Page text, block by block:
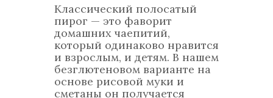
Классический полосатый
пирог — это фаворит
домашних чаепитий,
который одинаково нравится
и взрослым, и детям. В нашем
безглютеновом варианте на
основе рисовой муки и
сметаны он получается